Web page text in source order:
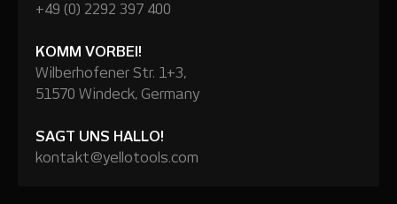
+49 (0) 2292 397 400
KOMM VORBEI!
Wilberhofener Str. 1+3,
51570 Windeck, Germany
SAGT UNS HALLO!
kontakt@yellotools.com